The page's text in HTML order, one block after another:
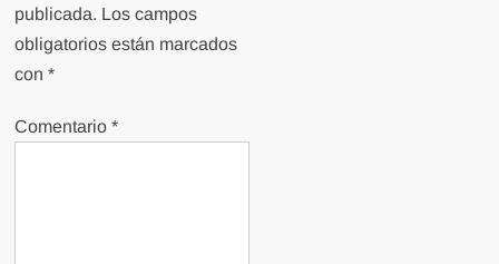
publicada. Los campos
obligatorios están marcados
con*
Comentario*